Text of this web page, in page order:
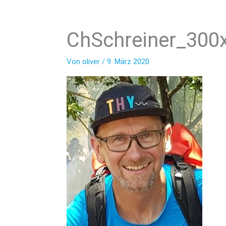
Vonoliver/9. März 2020